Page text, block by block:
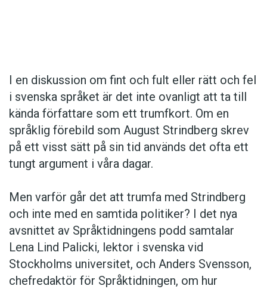
Hantera cookie-inställningar
I en diskussion om fint och fult eller rätt och fel
i svenska språket är det inte ovanligt att ta till
kända författare som ett trumfkort. Om en
språklig förebild som August Strindberg skrev
på ett visst sätt på sin tid används det ofta ett
tungt argument i våra dagar.
Men varför går det att trumfa med Strindberg
och inte med en samtida politiker? I det nya
avsnittet av Språktidningens podd samtalar
Lena Lind Palicki, lektor i svenska vid
Stockholms universitet, och Anders Svensson,
chefredaktör för Språktidningen, om hur